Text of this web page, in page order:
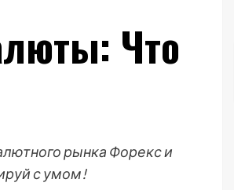
Что
рынка Форекс и
с умом!